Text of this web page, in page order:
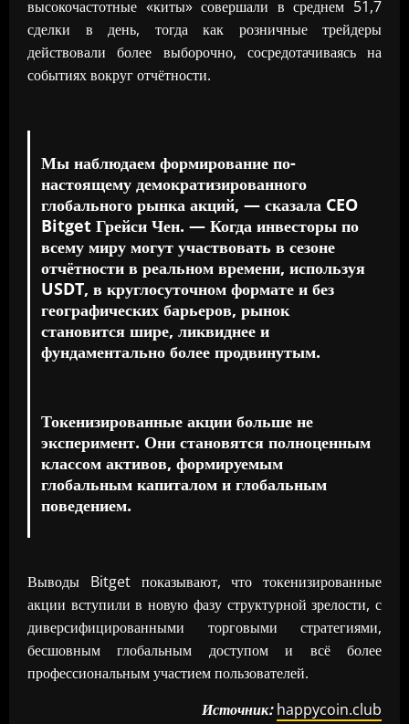
высокочастотные «киты» совершали в среднем 51,7
сделки в день, тогда как розничные трейдеры
действовали более выборочно, сосредотачиваясь на
событиях вокруг отчётности.
Мы наблюдаем формирование по-
настоящему демократизированного
глобального рынка акций, — сказала CEO
Bitget Грейси Чен. — Когда инвесторы по
всему миру могут участвовать в сезоне
отчётности в реальном времени, используя
USDT, в круглосуточном формате и без
географических барьеров, рынок
становится шире, ликвиднее и
фундаментально более продвинутым.
Токенизированные акции больше не
эксперимент. Они становятся полноценным
классом активов, формируемым
глобальным капиталом и глобальным
поведением.
Выводы Bitget показывают, что токенизированные
акции вступили в новую фазу структурной зрелости, с
диверсифицированными торговыми стратегиями,
бесшовным глобальным доступом и всё более
профессиональным участием пользователей.
Источник: happycoin.club